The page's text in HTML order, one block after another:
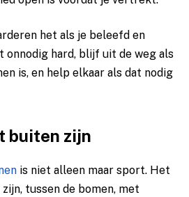
het als je beleefd en
onnodig hard, blijf uit de weg als
is, en help elkaar als dat nodig
buiten zijn
is niet alleen maar sport. Het
tussen de bomen, met